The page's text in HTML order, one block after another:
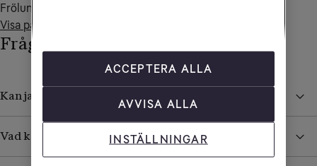
Visa på kartan
Frågor och svar
Kan jag ringa till en specifik Tele2-butik?
Vad kan jag få hjälp med i en Tele2-butik?
ACCEPTERA ALLA
AVVISA ALLA
INSTÄLLNINGAR